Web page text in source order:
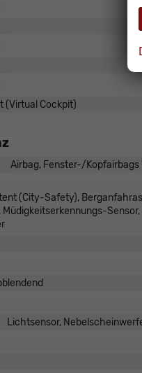
(Virtual Cockpit)
Airbag, Fenster-/
(City-Safety),
Lichtsensor,